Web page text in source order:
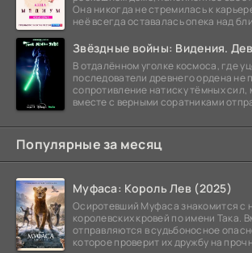
Она никогда не стремилась к
неё всегда оставалась опека над
В отдалённом уголке космоса, где
последователи древнего ордена не
сопротивление натиску тёмных сил,
вместе с верными соратниками
Популярные за месяц
Муфаса: Король Лев (2025)
Осиротевший Муфаса знакомится с
королевских кровей по имени Така.
отправляются в судьбоносное
которое проверит их дружбу на